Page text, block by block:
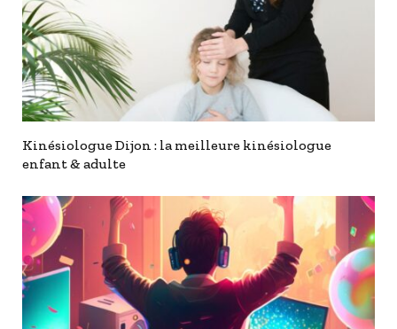
Kinésiologue Dijon : la meilleure kinésiologue
enfant & adulte